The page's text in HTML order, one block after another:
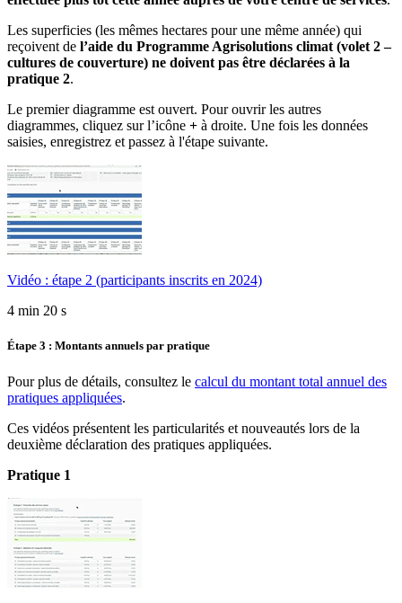
Les superficies (les mêmes hectares pour une même année) qui
reçoivent de l’aide du Programme Agrisolutions climat (volet 2 –
cultures de couverture) ne doivent pas être déclarées à la
pratique 2.
Le premier diagramme est ouvert. Pour ouvrir les autres
diagrammes, cliquez sur l’icône + à droite. Une fois les données
saisies, enregistrez et passez à l'étape suivante.
Vidéo : étape 2 (participants inscrits en 2024)
4 min 20 s
Étape 3 : Montants annuels par pratique
Pour plus de détails, consultez le calcul du montant total annuel des
pratiques appliquées.
Ces vidéos présentent les particularités et nouveautés lors de la
deuxième déclaration des pratiques appliquées.
Pratique 1